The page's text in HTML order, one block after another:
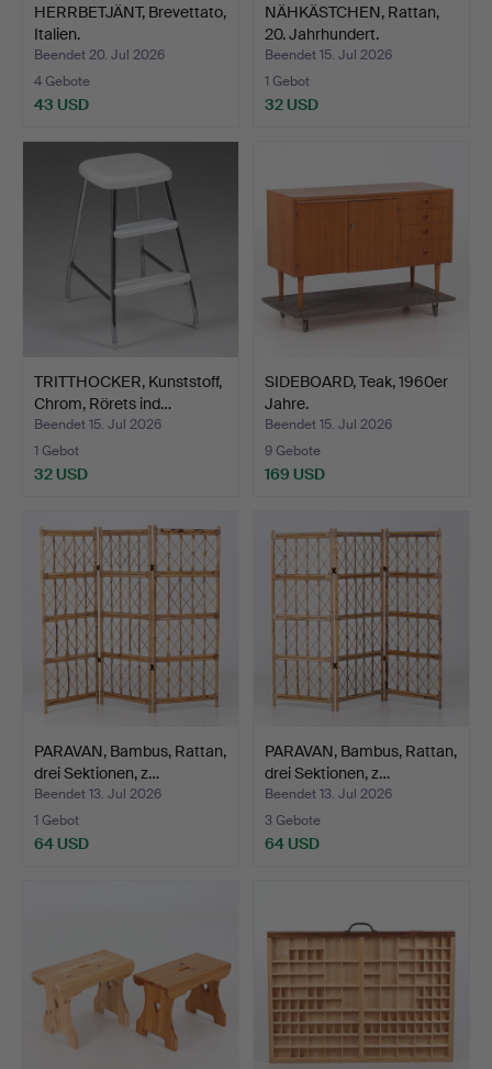
HERRBETJÄNT, Brevettato,
Italien.
Beendet 20. Jul 2026
4 Gebote
43 USD
NÄHKÄSTCHEN, Rattan,
20. Jahrhundert.
Beendet 15. Jul 2026
1 Gebot
32 USD
TRITTHOCKER, Kunststoff,
Chrom, Rörets ind…
Beendet 15. Jul 2026
1 Gebot
32 USD
SIDEBOARD, Teak, 1960er
Jahre.
Beendet 15. Jul 2026
9 Gebote
169 USD
PARAVAN, Bambus, Rattan,
drei Sektionen, z…
Beendet 13. Jul 2026
1 Gebot
64 USD
PARAVAN, Bambus, Rattan,
drei Sektionen, z…
Beendet 13. Jul 2026
3 Gebote
64 USD